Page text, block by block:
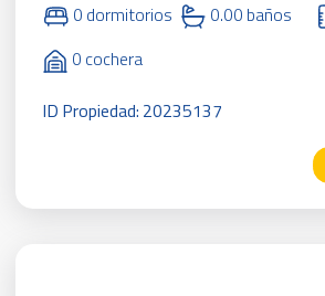
0 dormitorios 0.00 baños
0 cochera
ID Propiedad: 20235137